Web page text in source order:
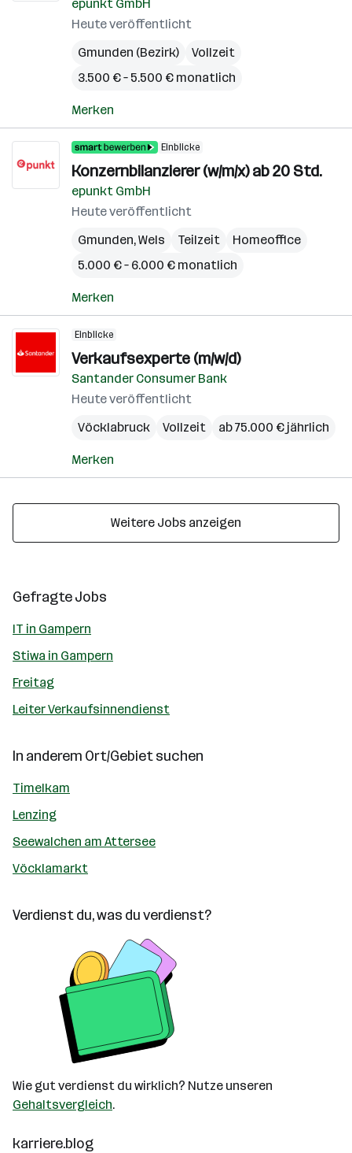
epunkt GmbH
Heute veröffentlicht
Gmunden (Bezirk)
Vollzeit
3.500 € – 5.500 € monatlich
Merken
Einblicke
Konzernbilanzierer (w/m/x) ab 20 Std.
epunkt GmbH
Heute veröffentlicht
Gmunden,Wels Teilzeit
Homeoffice
5.000 € – 6.000 € monatlich
Merken
Einblicke
Verkaufsexperte (m/w/d)
Santander Consumer Bank
Heute veröffentlicht
Vöcklabruck
Vollzeit ab 75.000 € jährlich
Merken
Weitere Jobs anzeigen
Gefragte Jobs
IT in Gampern
Stiwa in Gampern
Freitag
Leiter Verkaufsinnendienst
In anderem Ort/Gebiet suchen
Timelkam
Lenzing
Seewalchen am Attersee
Vöcklamarkt
Verdienst du, was du verdienst?
Wie gut verdienst du wirklich? Nutze unseren
Gehaltsvergleich.
karriere.blog